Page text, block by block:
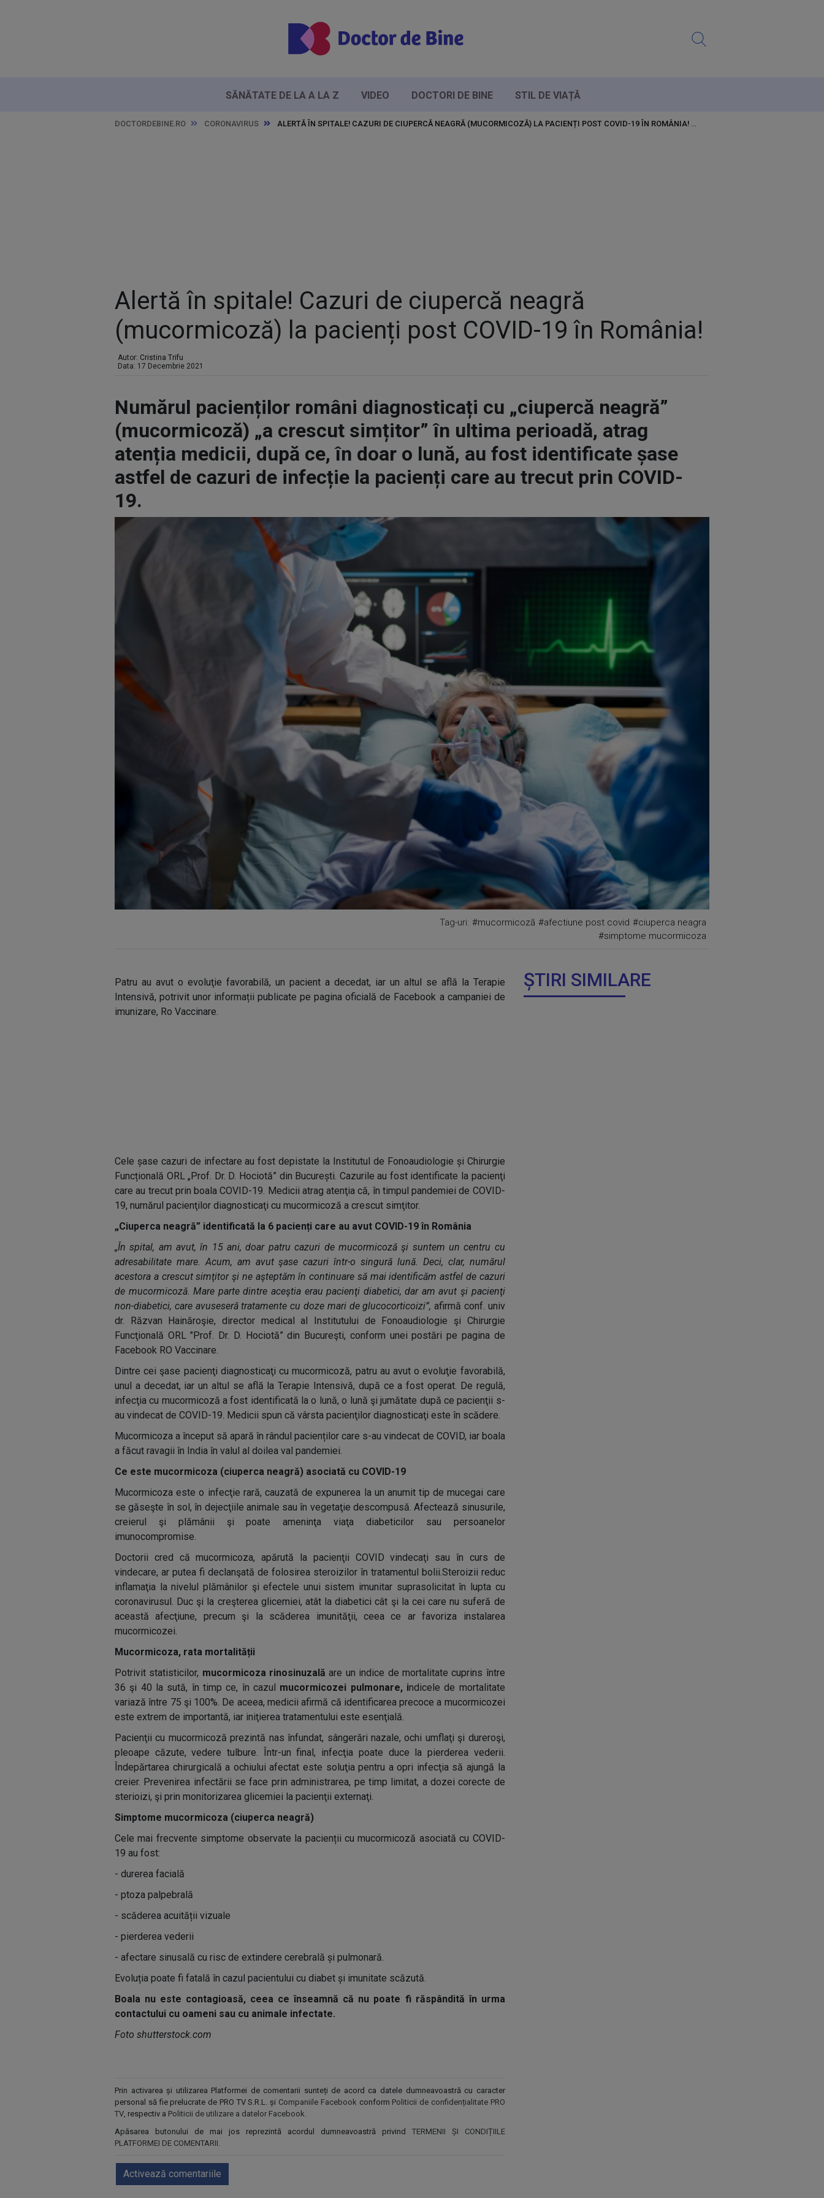
SĂNĂTATE DE LA A LA Z VIDEO DOCTORI DE BINE STIL DE VIAȚĂ
DOCTORDEBINE.RO CORONAVIRUS ALERTĂ ÎN SPITALE! CAZURI DE CIUPERCĂ NEAGRĂ (MUCORMICOZĂ) LA PACIENȚI POST COVID-19 ÎN ROMÂNIA!
Alertă în spitale! Cazuri de ciupercă neagră
(mucormicoză) la pacienți post COVID-19 în România!
Autor: Cristina Trifu
Data: 17 Decembrie 2021
Numărul pacienților români diagnosticați cu „ciupercă neagră”
(mucormicoză) „a crescut simțitor” în ultima perioadă, atrag
atenția medicii, după ce, în doar o lună, au fost identificate șase
astfel de cazuri de infecție la pacienți care au trecut prin COVID-
19.
Tag-uri: #mucormicoză #afectiune post covid #ciuperca neagra
#simptome mucormicoza
Patru au avut o evoluţie favorabilă, un pacient a decedat, iar un altul se află la Terapie
Intensivă, potrivit unor informații publicate pe pagina oficială de Facebook a campaniei de
imunizare, Ro Vaccinare.
Cele șase cazuri de infectare au fost depistate la Institutul de Fonoaudiologie și Chirurgie
Funcțională ORL „Prof. Dr. D. Hociotă” din București. Cazurile au fost identificate la pacienţi
care au trecut prin boala COVID-19. Medicii atrag atenţia că, în timpul pandemiei de COVID-
19, numărul pacienţilor diagnosticaţi cu mucormicoză a crescut simţitor.
„Ciuperca neagră” identificată la 6 pacienți care au avut COVID-19 în România
„În spital, am avut, în 15 ani, doar patru cazuri de mucormicoză şi suntem un centru cu
adresabilitate mare. Acum, am avut şase cazuri într-o singură lună. Deci, clar, numărul
acestora a crescut simţitor şi ne aşteptăm în continuare să mai identificăm astfel de cazuri
de mucormicoză. Mare parte dintre aceştia erau pacienţi diabetici, dar am avut şi pacienţi
non-diabetici, care avuseseră tratamente cu doze mari de glucocorticoizi”,afirmă conf. univ
dr. Răzvan Hainăroşie, director medical al Institutului de Fonoaudiologie şi Chirurgie
Funcţională ORL "Prof. Dr. D. Hociotă” din Bucureşti, conform unei postări pe pagina de
Facebook RO Vaccinare.
Dintre cei şase pacienţi diagnosticaţi cu mucormicoză, patru au avut o evoluţie favorabilă,
unul a decedat, iar un altul se află la Terapie Intensivă, după ce a fost operat. De regulă,
infecţia cu mucormicoză a fost identificată la o lună, o lună şi jumătate după ce pacienţii s-
au vindecat de COVID-19. Medicii spun că vârsta pacienţilor diagnosticaţi este în scădere.
Mucormicoza a început să apară în rândul pacienților care s-au vindecat de COVID, iar boala
a făcut ravagii în India în valul al doilea val pandemiei.
Ce este mucormicoza (ciuperca neagră) asociată cu COVID-19
Mucormicoza este o infecţie rară, cauzată de expunerea la un anumit tip de mucegai care
se găseşte în sol, în dejecţiile animale sau în vegetaţie descompusă. Afectează sinusurile,
creierul şi plămânii şi poate ameninţa viaţa diabeticilor sau persoanelor
imunocompromise.
Doctorii cred că mucormicoza, apărută la pacienţii COVID vindecaţi sau în curs de
vindecare, ar putea fi declanşată de folosirea steroizilor în tratamentul bolii.Steroizii reduc
inflamaţia la nivelul plămânilor şi efectele unui sistem imunitar suprasolicitat în lupta cu
coronavirusul. Duc şi la creşterea glicemiei, atât la diabetici cât şi la cei care nu suferă de
această afecţiune, precum şi la scăderea imunităţii, ceea ce ar favoriza instalarea
mucormicozei.
Mucormicoza, rata mortalității
Potrivit statisticilor, mucormicoza rinosinuzală are un indice de mortalitate cuprins între
36 şi 40 la sută, în timp ce, în cazul mucormicozei pulmonare, indicele de mortalitate
variază între 75 şi 100%. De aceea, medicii afirmă că identificarea precoce a mucormicozei
este extrem de importantă, iar iniţierea tratamentului este esenţială.
Pacienţii cu mucormicoză prezintă nas înfundat, sângerări nazale, ochi umflaţi şi dureroşi,
pleoape căzute, vedere tulbure. Într-un final, infecţia poate duce la pierderea vederii.
Îndepărtarea chirurgicală a ochiului afectat este soluţia pentru a opri infecţia să ajungă la
creier. Prevenirea infectării se face prin administrarea, pe timp limitat, a dozei corecte de
sterioizi, şi prin monitorizarea glicemiei la pacienţii externaţi.
Simptome mucormicoza (ciuperca neagră)
Cele mai frecvente simptome observate la pacienții cu mucormicoză asociată cu COVID-
19 au fost:
- durerea facială
- ptoza palpebrală
- scăderea acuității vizuale
- pierderea vederii
- afectare sinusală cu risc de extindere cerebrală și pulmonară.
Evoluția poate fi fatală în cazul pacientului cu diabet și imunitate scăzută.
Boala nu este contagioasă, ceea ce înseamnă că nu poate fi răspândită în urma
contactului cu oameni sau cu animale infectate.
Foto shutterstock.com
Prin activarea și utilizarea Platformei de comentarii sunteți de acord ca datele dumneavoastră cu caracter
personal să fie prelucrate de PRO TV S.R.L. și Companiile Facebook conform Politicii de confidențialitate PRO
TV, respectiv a Politicii de utilizare a datelor Facebook.
Apăsarea butonului de mai jos reprezintă acordul dumneavoastră privind TERMENII ȘI CONDIȚIILE
PLATFORMEI DE COMENTARII.
Activează comentariile
ȘTIRI SIMILARE